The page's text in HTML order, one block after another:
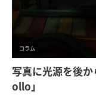
コラム
写真に光源を後
ollo」